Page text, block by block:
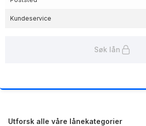
Kundeservice
Søk lån
Utforsk alle våre lånekategorier